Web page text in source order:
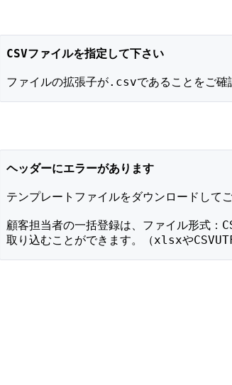
CSVファイルを指定して下さい
ファイルの拡張子が.csvであることをご確
ヘッダーにエラーがあります
テンプレートファイルをダウンロードして
顧客担当者の一括登録は、ファイル形式：
取り込むことができます。（xlsxや